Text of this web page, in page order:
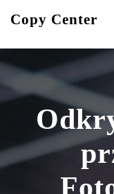
Copy Center